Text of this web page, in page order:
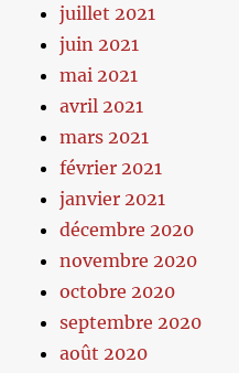
juillet 2021
juin 2021
mai 2021
avril 2021
mars 2021
février 2021
janvier 2021
décembre 2020
novembre 2020
octobre 2020
septembre 2020
août 2020